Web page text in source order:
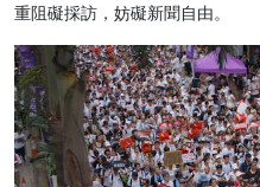
重阻礙採訪，妨礙新聞自由。